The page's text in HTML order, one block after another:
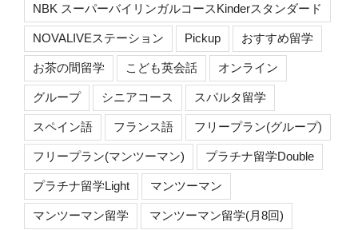
NBK スーパーバイリンガルコースKinderスタンダード
NOVALIVEステーション Pickup おすすめ留学
お茶の間留学 こども英会話 オンライン
グループ シニアコース スパルタ留学
スペイン語 フランス語 フリープラン(グループ)
フリープラン(マンツーマン) プラチナ留学Double
プラチナ留学Light マンツーマン
マンツーマン留学 マンツーマン留学(月8回)